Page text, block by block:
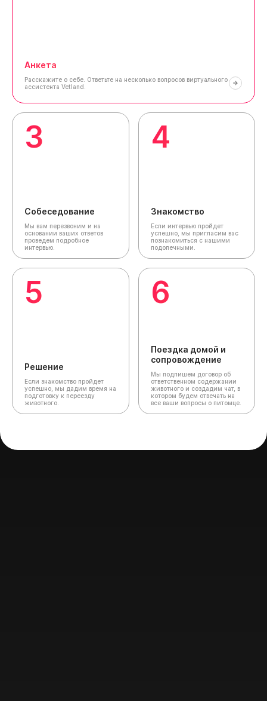
Анкета
Расскажите о себе. Ответьте на несколько вопросов виртуального
ассистента Vetland.
3
Собеседование
Мы вам перезвоним и на
основании ваших ответов
проведем подробное
интервью.
4
Знакомство
Если интервью пройдет
успешно, мы пригласим вас
познакомиться с нашими
подопечными.
5
Решение
Если знакомство пройдет
успешно, мы дадим время на
подготовку к переезду
животного.
6
Поездка домой и
сопровождение
Мы подпишем договор об
ответственном содержании
животного и создадим чат, в
котором будем отвечать на
все ваши вопросы о питомце.